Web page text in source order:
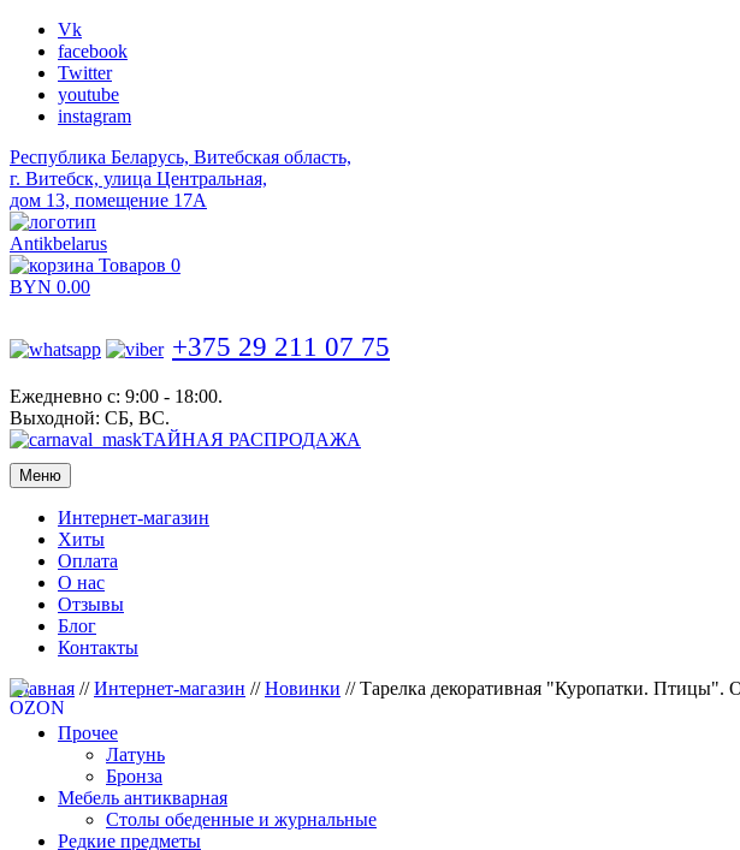
Vk
facebook
Twitter
youtube
instagram
Республика Беларусь, Витебская область,
г. Витебск, улица Центральная,
дом 13, помещение 17А
Antikbelarus
Товаров 0
BYN 0.00
+375 29 211 07 75
Ежедневно с: 9:00 - 18:00.
Выходной: СБ, ВС.
ТАЙНАЯ РАСПРОДАЖА
Меню
Интернет-магазин
Хиты
Оплата
О нас
Отзывы
Блог
Контакты
Главная //Интернет-магазин //Новинки //Тарелка декоративная "Куропатки. Птицы".
Прочее
Латунь
Бронза
Мебель антикварная
Столы обеденные и журнальные
Редкие предметы